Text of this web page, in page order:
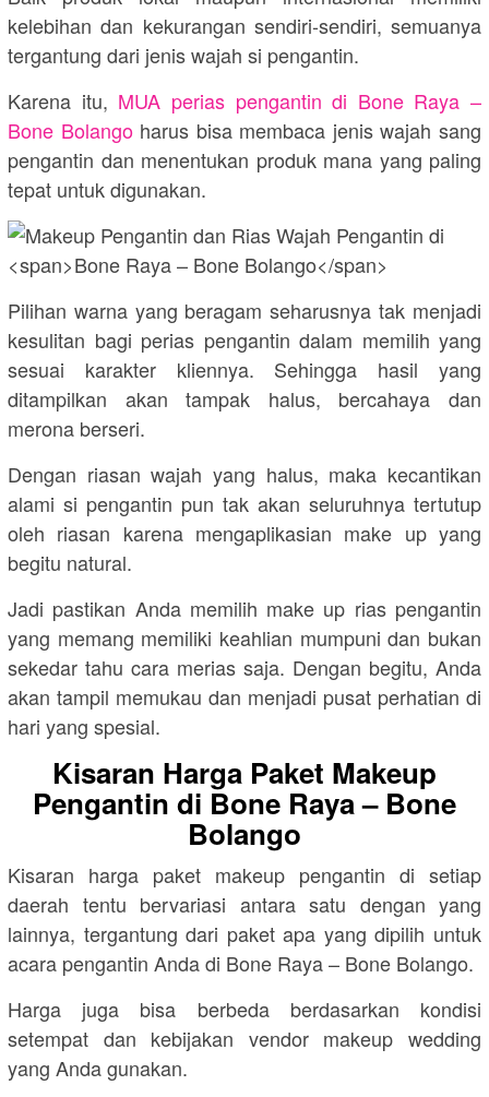
kelebihan dan kekurangan sendiri-sendiri, semuanya
tergantung dari jenis wajah si pengantin.
Karena itu, MUA perias pengantin di Bone Raya –
Bone Bolangoharus bisa membaca jenis wajah sang
pengantin dan menentukan produk mana yang paling
tepat untuk digunakan.
Pilihan warna yang beragam seharusnya tak menjadi
kesulitan bagi perias pengantin dalam memilih yang
sesuai karakter kliennya. Sehingga hasil yang
ditampilkan akan tampak halus, bercahaya dan
merona berseri.
Dengan riasan wajah yang halus, maka kecantikan
alami si pengantin pun tak akan seluruhnya tertutup
oleh riasan karena mengaplikasian make up yang
begitu natural.
Jadi pastikan Anda memilih make up rias pengantin
yang memang memiliki keahlian mumpuni dan bukan
sekedar tahu cara merias saja. Dengan begitu, Anda
akan tampil memukau dan menjadi pusat perhatian di
hari yang spesial.
Kisaran Harga Paket Makeup
Pengantin di Bone Raya – Bone
Bolango
Kisaran harga paket makeup pengantin di setiap
daerah tentu bervariasi antara satu dengan yang
lainnya, tergantung dari paket apa yang dipilih untuk
acara pengantin Anda di Bone Raya – Bone Bolango.
Harga juga bisa berbeda berdasarkan kondisi
setempat dan kebijakan vendor makeup wedding
yang Anda gunakan.